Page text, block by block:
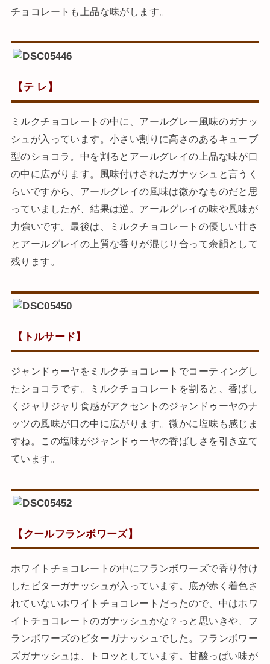
チョコレートも上品な味がします。
【テ レ】
ミルクチョコレートの中に、アールグレー風味のガナッ
シュが入っています。小さい割りに高さのあるキューブ
型のショコラ。中を割るとアールグレイの上品な味が口
の中に広がります。風味付けされたガナッシュと言うく
らいですから、アールグレイの風味は微かなものだと思
っていましたが、結果は逆。アールグレイの味や風味が
力強いです。最後は、ミルクチョコレートの優しい甘さ
とアールグレイの上質な香りが混じり合って余韻として
残ります。
【トルサード】
ジャンドゥーヤをミルクチョコレートでコーティングし
たショコラです。ミルクチョコレートを割ると、香ばし
くジャリジャリ食感がアクセントのジャンドゥーヤのナ
ッツの風味が口の中に広がります。微かに塩味も感じま
すね。この塩味がジャンドゥーヤの香ばしさを引き立て
ています。
【クールフランボワーズ】
ホワイトチョコレートの中にフランボワーズで香り付け
したビターガナッシュが入っています。底が赤く着色さ
れていないホワイトチョコレートだったので、中はホワ
イトチョコレートのガナッシュかな？っと思いきや、フ
ランボワーズのビターガナッシュでした。フランボワー
ズガナッシュは、トロッとしています。甘酸っぱい味が